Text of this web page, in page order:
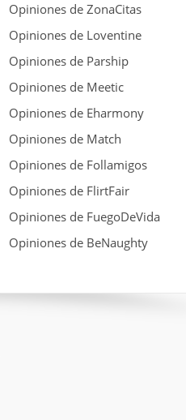
Opiniones de ZonaCitas
Opiniones de Loventine
Opiniones de Parship
Opiniones de Meetic
Opiniones de Eharmony
Opiniones de Match
Opiniones de Follamigos
Opiniones de FlirtFair
Opiniones de FuegoDeVida
Opiniones de BeNaughty